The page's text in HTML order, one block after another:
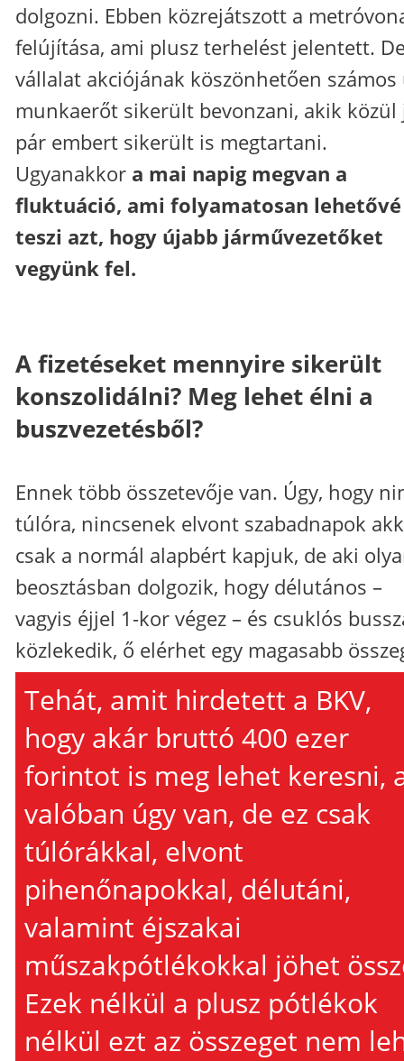
dolgozni. Ebben közrejátszott a
felújítása, ami plusz terhelést jelentett.
vállalat akciójának köszönhetően számos
munkaerőt sikerült bevonzani, akik közül
pár embert sikerült is megtartani.
Ugyanakkor a mai napig megvan a
fluktuáció, ami folyamatosan lehetővé
teszi azt, hogy újabb járművezetőket
vegyünk fel.
A fizetéseket mennyire sikerült
konszolidálni? Meg lehet élni a
buszvezetésből?
Ennek több összetevője van. Úgy, hogy
túlóra, nincsenek elvont szabadnapok
csak a normál alapbért kapjuk, de aki
beosztásban dolgozik, hogy délutános –
vagyis éjjel 1-kor végez – és csuklós
közlekedik, ő elérhet egy magasabb
Tehát, amit hirdetett a BKV,
hogy akár bruttó 400 ezer
forintot is meg lehet keresni,
valóban úgy van, de ez csak
túlórákkal, elvont
pihenőnapokkal, délutáni,
valamint éjszakai
műszakpótlékokkal jöhet
Ezek nélkül a plusz pótlékok
nélkül ezt az összeget nem